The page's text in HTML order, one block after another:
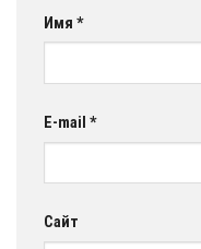
Имя *
E-mail *
Сайт